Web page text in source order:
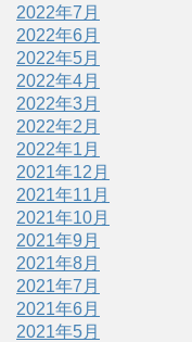
2022年7月
2022年6月
2022年5月
2022年4月
2022年3月
2022年2月
2022年1月
2021年12月
2021年11月
2021年10月
2021年9月
2021年8月
2021年7月
2021年6月
2021年5月